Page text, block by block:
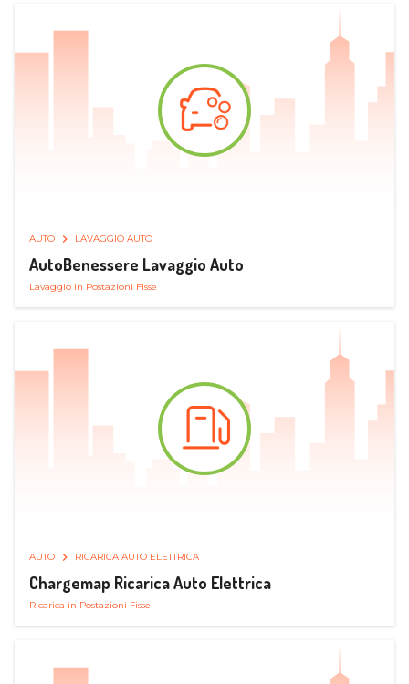
AUTO LAVAGGIO AUTO
AutoBenessere Lavaggio Auto
Lavaggio in Postazioni Fisse
AUTO RICARICA AUTO ELETTRICA
Chargemap Ricarica Auto Elettrica
Ricarica in Postazioni Fisse